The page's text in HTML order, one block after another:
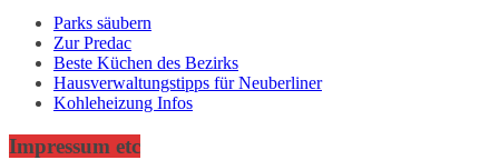
Parks säubern
Zur Predac
Beste Küchen des Bezirks
Hausverwaltungstipps für Neuberliner
Kohleheizung Infos
Impressum etc